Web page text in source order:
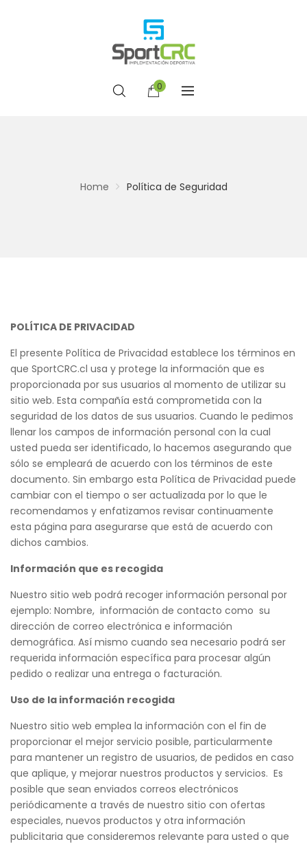
0
Home Política de Seguridad
POLÍTICA DE PRIVACIDAD
El presente Política de Privacidad establece los términos en
que SportCRC.cl usa y protege la información que es
proporcionada por sus usuarios al momento de utilizar su
sitio web. Esta compañía está comprometida con la
seguridad de los datos de sus usuarios. Cuando le pedimos
llenar los campos de información personal con la cual
usted pueda ser identificado, lo hacemos asegurando que
sólo se empleará de acuerdo con los términos de este
documento. Sin embargo esta Política de Privacidad puede
cambiar con el tiempo o ser actualizada por lo que le
recomendamos y enfatizamos revisar continuamente
esta página para asegurarse que está de acuerdo con
dichos cambios.
Información que es recogida
Nuestro sitio web podrá recoger información personal por
ejemplo: Nombre, información de contacto como su
dirección de correo electrónica e información
demográfica. Así mismo cuando sea necesario podrá ser
requerida información específica para procesar algún
pedido o realizar una entrega o facturación.
Uso de la información recogida
Nuestro sitio web emplea la información con el fin de
proporcionar el mejor servicio posible, particularmente
para mantener un registro de usuarios, de pedidos en caso
que aplique, y mejorar nuestros productos y servicios. Es
posible que sean enviados correos electrónicos
periódicamente a través de nuestro sitio con ofertas
especiales, nuevos productos y otra información
publicitaria que consideremos relevante para usted o que